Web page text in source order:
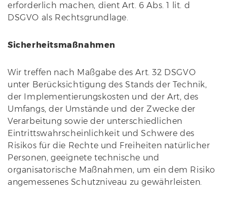
erforderlich machen, dient Art. 6 Abs. 1 lit. d
DSGVO als Rechtsgrundlage.
Sicherheitsmaßnahmen
Wir treffen nach Maßgabe des Art. 32 DSGVO
unter Berücksichtigung des Stands der Technik,
der Implementierungskosten und der Art, des
Umfangs, der Umstände und der Zwecke der
Verarbeitung sowie der unterschiedlichen
Eintrittswahrscheinlichkeit und Schwere des
Risikos für die Rechte und Freiheiten natürlicher
Personen, geeignete technische und
organisatorische Maßnahmen, um ein dem Risiko
angemessenes Schutzniveau zu gewährleisten.